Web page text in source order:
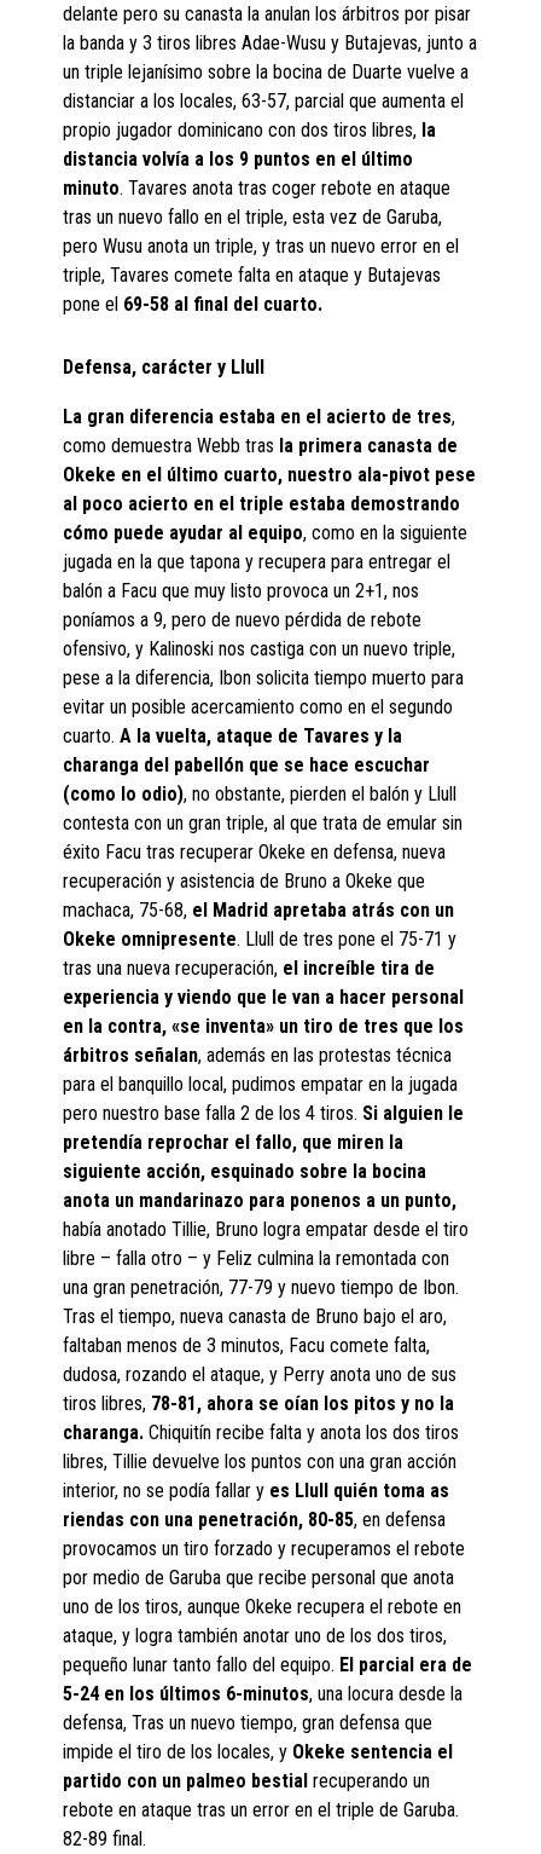
delante pero su canasta la anulan los árbitros por pisar
la banda y 3 tiros libres Adae-Wusu y Butajevas, junto a
un triple lejanísimo sobre la bocina de Duarte vuelve a
distanciar a los locales, 63-57, parcial que aumenta el
propio jugador dominicano con dos tiros libres, la
distancia volvía a los 9 puntos en el último
minuto. Tavares anota tras coger rebote en ataque
tras un nuevo fallo en el triple, esta vez de Garuba,
pero Wusu anota un triple, y tras un nuevo error en el
triple, Tavares comete falta en ataque y Butajevas
pone el 69-58 al final del cuarto.
Defensa, carácter y Llull
La gran diferencia estaba en el acierto de tres,
como demuestra Webb tras la primera canasta de
Okeke en el último cuarto, nuestro ala-pivot pese
al poco acierto en el triple estaba demostrando
cómo puede ayudar al equipo, como en la siguiente
jugada en la que tapona y recupera para entregar el
balón a Facu que muy listo provoca un 2+1, nos
poníamos a 9, pero de nuevo pérdida de rebote
ofensivo, y Kalinoski nos castiga con un nuevo triple,
pese a la diferencia, Ibon solicita tiempo muerto para
evitar un posible acercamiento como en el segundo
cuarto.A la vuelta, ataque de Tavares y la
charanga del pabellón que se hace escuchar
(como lo odio), no obstante, pierden el balón y Llull
contesta con un gran triple, al que trata de emular sin
éxito Facu tras recuperar Okeke en defensa, nueva
recuperación y asistencia de Bruno a Okeke que
machaca, 75-68, el Madrid apretaba atrás con un
Okeke omnipresente. Llull de tres pone el 75-71 y
tras una nueva recuperación, el increíble tira de
experiencia y viendo que le van a hacer personal
en la contra, «se inventa» un tiro de tres que los
árbitros señalan, además en las protestas técnica
para el banquillo local, pudimos empatar en la jugada
pero nuestro base falla 2 de los 4 tiros. Si alguien le
pretendía reprochar el fallo, que miren la
siguiente acción, esquinado sobre la bocina
anota un mandarinazo para ponenos a un punto,
había anotado Tillie, Bruno logra empatar desde el tiro
libre – falla otro – y Feliz culmina la remontada con
una gran penetración, 77-79 y nuevo tiempo de Ibon.
Tras el tiempo, nueva canasta de Bruno bajo el aro,
faltaban menos de 3 minutos, Facu comete falta,
dudosa, rozando el ataque, y Perry anota uno de sus
tiros libres, 78-81, ahora se oían los pitos y no la
charanga. Chiquitín recibe falta y anota los dos tiros
libres, Tillie devuelve los puntos con una gran acción
interior, no se podía fallar y es Llull quién toma as
riendas con una penetración, 80-85, en defensa
provocamos un tiro forzado y recuperamos el rebote
por medio de Garuba que recibe personal que anota
uno de los tiros, aunque Okeke recupera el rebote en
ataque, y logra también anotar uno de los dos tiros,
pequeño lunar tanto fallo del equipo. El parcial era de
5-24 en los últimos 6-minutos, una locura desde la
defensa, Tras un nuevo tiempo, gran defensa que
impide el tiro de los locales, y Okeke sentencia el
partido con un palmeo bestialrecuperando un
rebote en ataque tras un error en el triple de Garuba.
82-89 final.